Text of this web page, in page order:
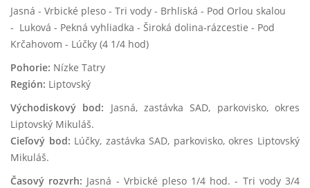
Jasná - Vrbické pleso - Tri vody - Brhliská - Pod Orlou skalou
- Luková - Pekná vyhliadka - Široká dolina-rázcestie - Pod
Krčahovom - Lúčky (4 1/4 hod)
Pohorie: Nízke Tatry
Región: Liptovský
Východiskový bod: Jasná, zastávka SAD, parkovisko, okres
Liptovský Mikuláš.
Cieľový bod: Lúčky, zastávka SAD, parkovisko, okres Liptovský
Mikuláš.
Časový rozvrh: Jasná - Vrbické pleso 1/4 hod. - Tri vody 3/4